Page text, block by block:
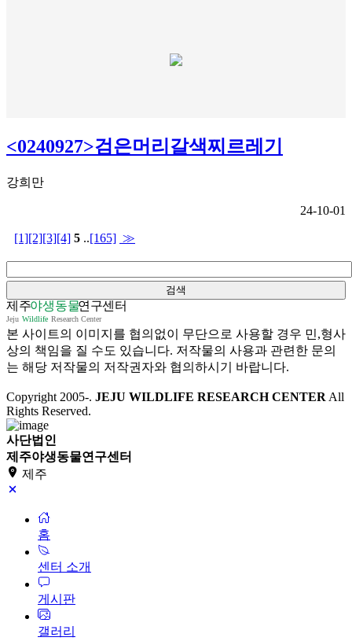
<0240927>검은머리갈색찌르레기
강희만
24-10-01
[1][2][3][4] 5 ..[165] ≫
본 사이트의 이미지를 협의없이 무단으로 사용할 경우 민,형사
상의 책임을 질 수도 있습니다. 저작물의 사용과 관련한 문의
는 해당 저작물의 저작권자와 협의하시기 바랍니다.
Copyright 2005-. JEJU WILDLIFE RESEARCH CENTER All
Rights Reserved.
사단법인
제주야생동물연구센터
제주
홈
센터 소개
게시판
갤러리